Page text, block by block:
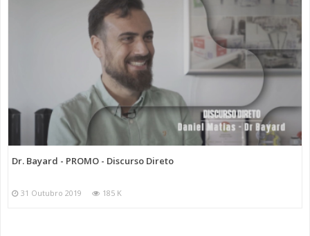
Dr. Bayard - PROMO - Discurso Direto
31 Outubro 2019 185 K